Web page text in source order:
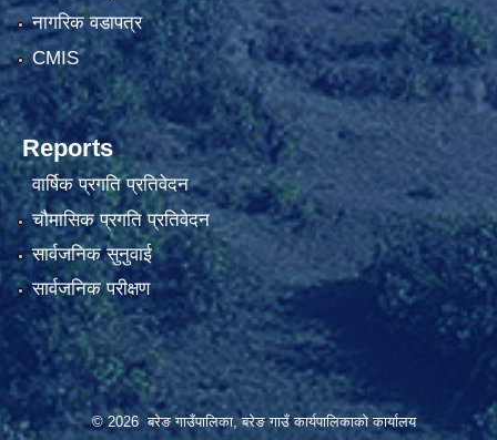
नागरिक वडापत्र
CMIS
Reports
वार्षिक प्रगति प्रतिवेदन
चौमासिक प्रगति प्रतिवेदन
सार्वजनिक सुनुवाई
सार्वजनिक परीक्षण
© 2026 बरेङ गाउँपालिका, बरेङ गाउँ कार्यपालिकाको कार्यालय